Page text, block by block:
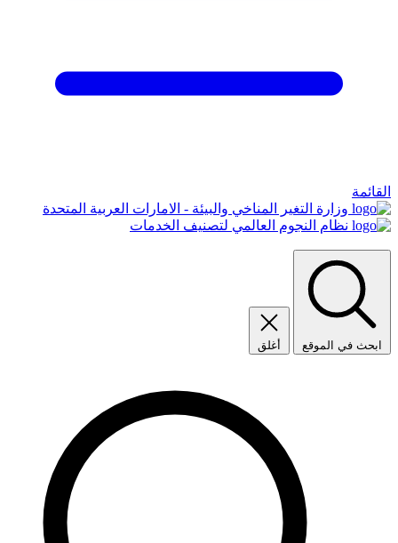
القائمة
وزارة التغير المناخي والبيئة - الامارات العربية المتحدة
نظام النجوم العالمي لتصنيف الخدمات
ابحث في الموقع أغلق